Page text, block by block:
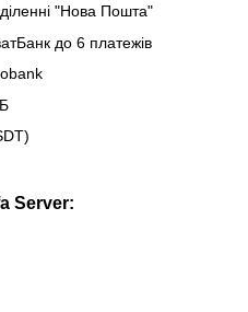
"Нова Пошта"
до 6 платежів
Server: